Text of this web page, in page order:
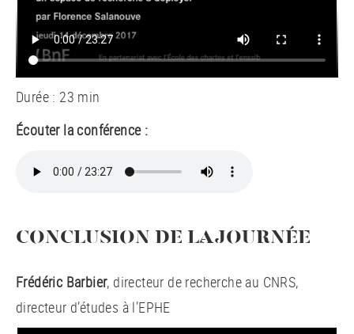
Durée : 23 min
Écouter la conférence :
CONCLUSION DE LA JOURNÉE
Frédéric Barbier, directeur de recherche au CNRS,
directeur d’études à l’EPHE